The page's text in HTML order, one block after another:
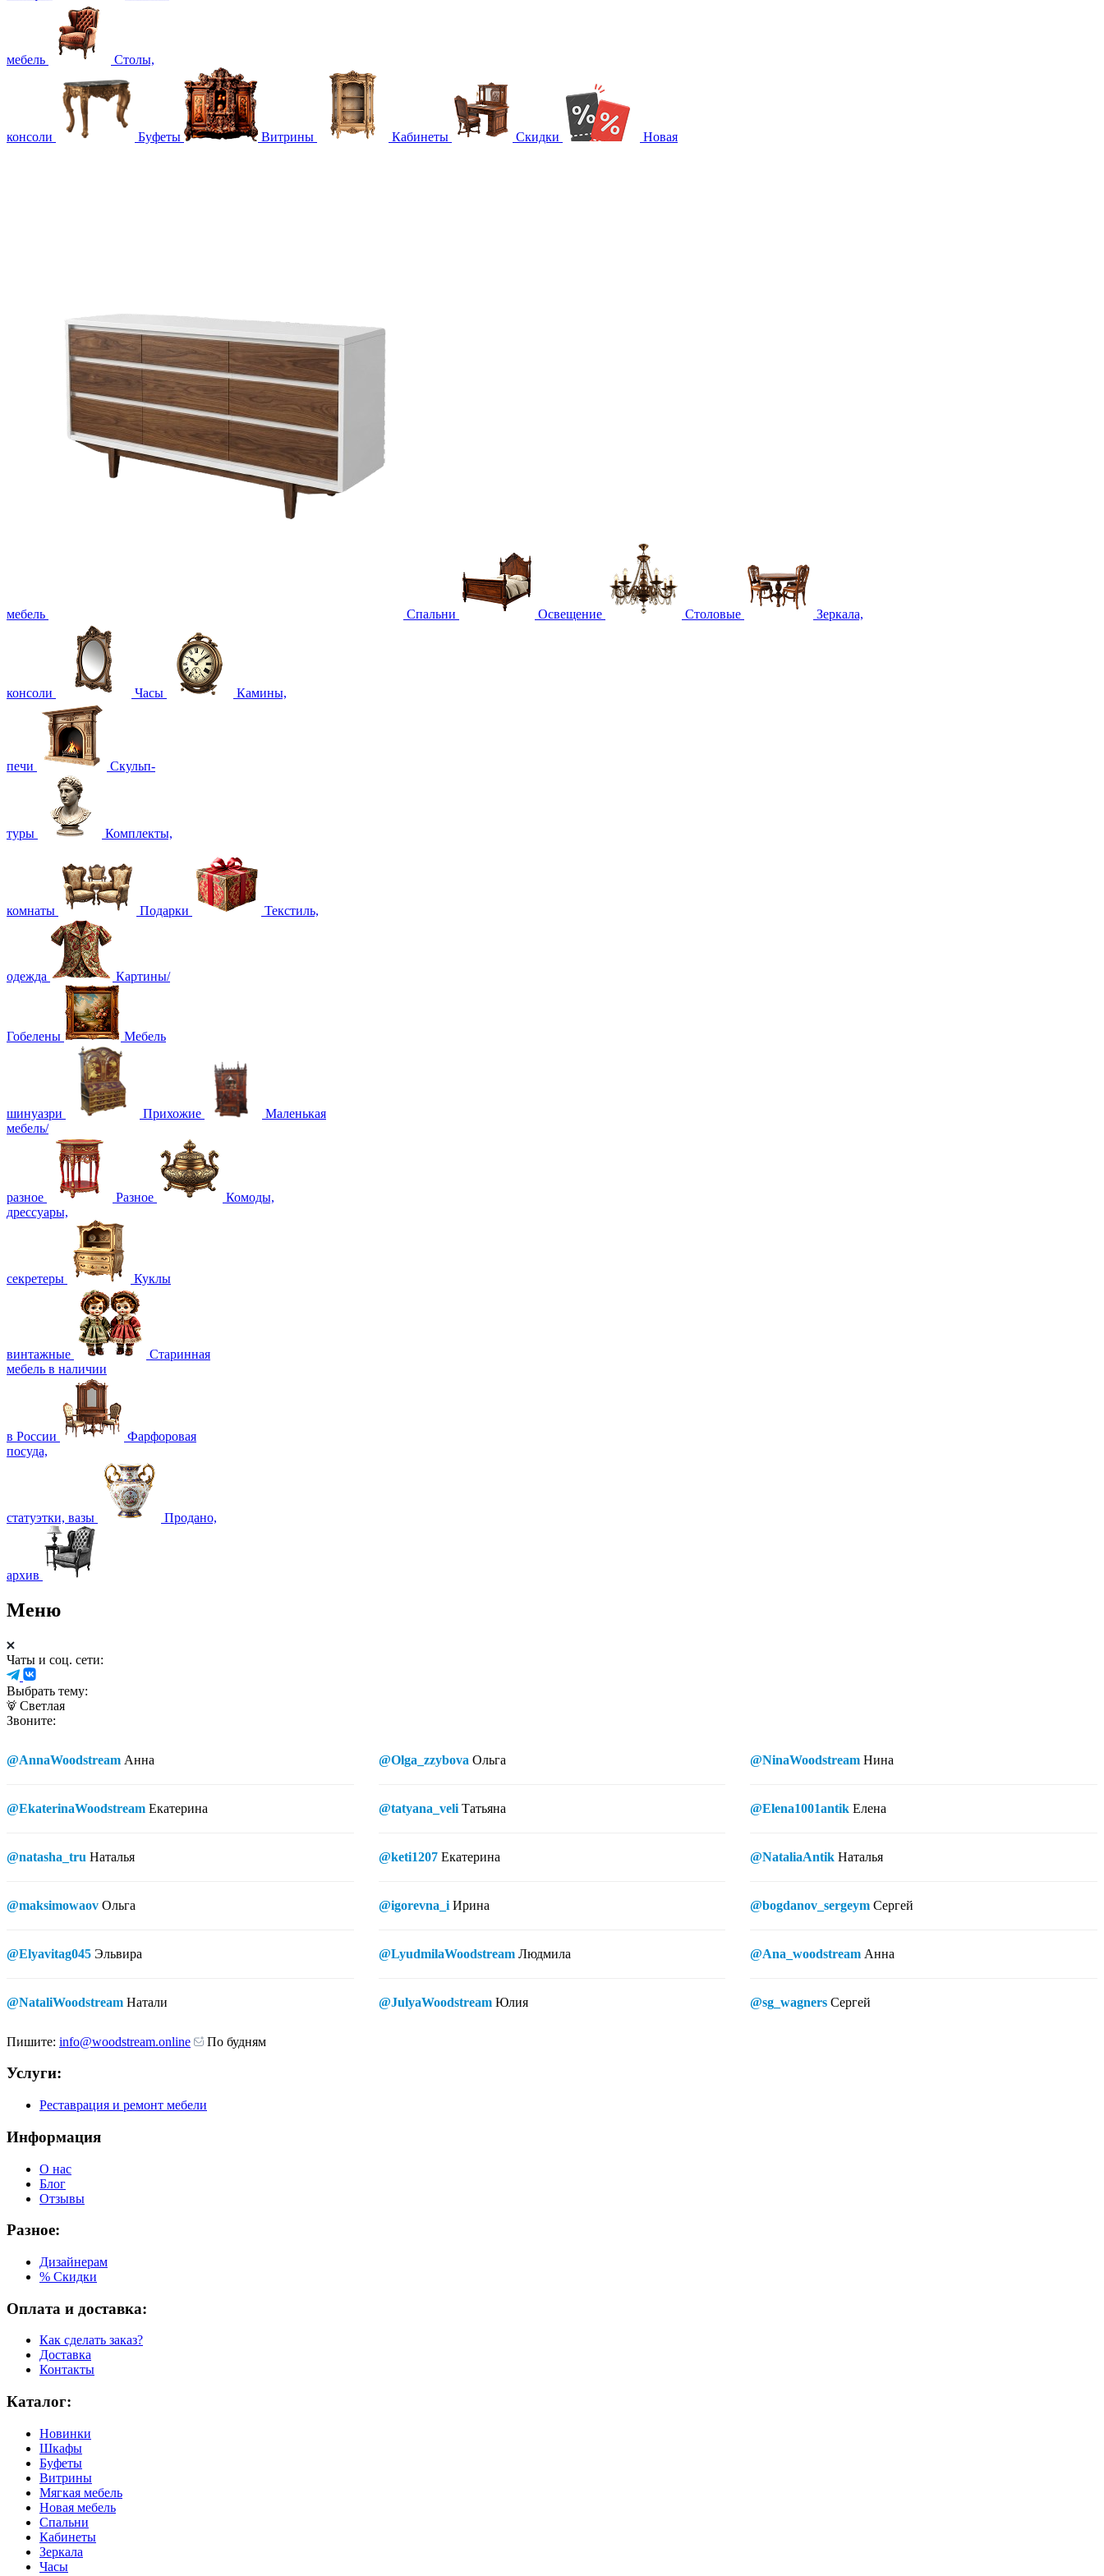
мебель Столы,
консоли Буфеты Витрины Кабинеты Скидки Новая
мебель Спальни Освещение Столовые Зеркала,
консоли Часы Камины,
печи Скульп-
туры Комплекты,
комнаты Подарки Текстиль,
одежда Картины/
Гобелены Мебель
шинуазри Прихожие
Маленькая
мебель/
разное Разное
Комоды,
дрессуары,
секретеры Куклы
винтажные
Старинная
мебель в наличии
в России
Фарфоровая
посуда,
статуэтки, вазы Продано,
архив
Меню
Чаты и соц. сети:
Выбрать тему:
Светлая
Звоните:
@AnnaWoodstream Анна
@EkaterinaWoodstream Екатерина
@natasha_tru Наталья
@maksimowaov Ольга
@Elyavitag045 Эльвира
@NataliWoodstream Натали
@Olga_zzybova Ольга
@tatyana_veli Татьяна
@keti1207 Екатерина
@igorevna_i Ирина
@LyudmilaWoodstream Людмила
@JulyaWoodstream Юлия
@NinaWoodstream Нина
@Elena1001antik Елена
@NataliaAntik Наталья
@bogdanov_sergeym Сергей
@Ana_woodstream Анна
@sg_wagners Сергей
Пишите: info@woodstream.online По будням
Услуги:
Реставрация и ремонт мебели
Информация
О нас
Блог
Отзывы
Разное:
Дизайнерам
% Скидки
Оплата и доставка:
Как сделать заказ?
Доставка
Контакты
Каталог:
Новинки
Шкафы
Буфеты
Витрины
Мягкая мебель
Новая мебель
Спальни
Кабинеты
Зеркала
Часы